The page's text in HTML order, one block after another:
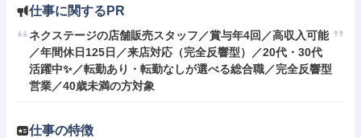
仕事に関するPR
ネクステージの店舗販売スタッフ／賞与年4回／高収入可能
／年間休日125日／来店対応（完全反響型）／20代・30代
活躍中✨／転勤あり・転勤なしが選べる総合職／完全反響型
営業／40歳未満の方対象
仕事の特徴